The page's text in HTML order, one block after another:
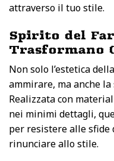
attraverso il tuo stile.
Spirito del
Trasformano
Non solo l’estetica
ammirare, ma anche
Realizzata con
nei minimi dettagli,
per resistere alle sfide
rinunciare allo stile.